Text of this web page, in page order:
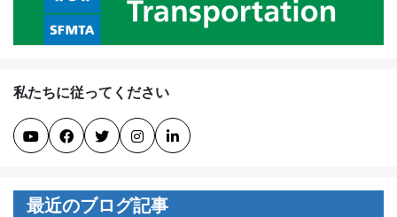
私たちに従ってください
    
最近のブログ記事